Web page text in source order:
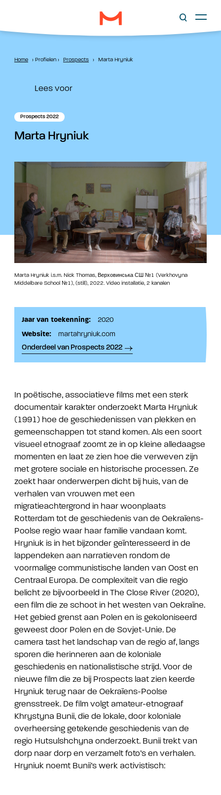
Home › Profielen › Prospects › Marta Hryniuk
Lees voor
Prospects 2022
Marta Hryniuk
Marta Hryniuk i.s.m. Nick Thomas, Верховинська СШ №1 (Verkhovyna
Middelbare School №1), (still), 2022. Video installatie, 2 kanalen
Jaar van toekenning:
2020
Website:
martahryniuk.com
Onderdeel van Prospects 2022
In poëtische, associatieve films met een sterk
documentair karakter onderzoekt Marta Hryniuk
(1991) hoe de geschiedenissen van plekken en
gemeenschappen tot stand komen. Als een soort
visueel etnograaf zoomt ze in op kleine alledaagse
momenten en laat ze zien hoe die verweven zijn
met grotere sociale en historische processen. Ze
zoekt haar onderwerpen dicht bij huis, van de
verhalen van vrouwen met een
migratieachtergrond in haar woonplaats
Rotterdam tot de geschiedenis van de Oekraïens-
Poolse regio waar haar familie vandaan komt.
Hryniuk is in het bijzonder geïnteresseerd in de
lappendeken aan narratieven rondom de
voormalige communistische landen van Oost en
Centraal Europa. De complexiteit van die regio
belicht ze bijvoorbeeld in The Close River (2020),
een film die ze schoot in het westen van Oekraïne.
Het gebied grenst aan Polen en is gekoloniseerd
geweest door Polen en de Sovjet-Unie. De
camera tast het landschap van de regio af, langs
sporen die herinneren aan de koloniale
geschiedenis en nationalistische strijd. Voor de
nieuwe film die ze bij Prospects laat zien keerde
Hryniuk terug naar de Oekraïens-Poolse
grensstreek. De film volgt amateur-etnograaf
Khrystyna Bunii, die de lokale, door koloniale
overheersing getekende geschiedenis van de
regio Hutsulshchyna onderzoekt. Bunii trekt van
dorp naar dorp en verzamelt foto’s en verhalen.
Hryniuk noemt Bunii’s werk activistisch: